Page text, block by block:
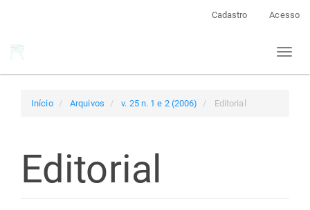
Cadastro Acesso
Toggle
Início Arquivos v. 25 n. 1 e 2 (2006) Editorial
Editorial